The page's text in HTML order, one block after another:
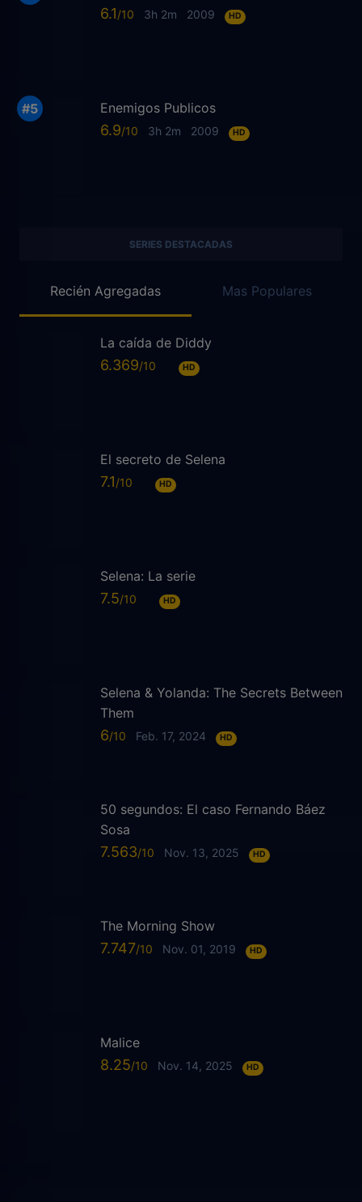
6.1 3h 2m 2009 HD
Enemigos Publicos
6.9 3h 2m 2009 HD
SERIES DESTACADAS
Recién Agregadas Mas Populares
La caída de Diddy
6.369 HD
El secreto de Selena
7.1 HD
Selena: La serie
7.5 HD
Selena & Yolanda: The Secrets Between
Them
6 Feb. 17, 2024 HD
50 segundos: El caso Fernando Báez
Sosa
7.563 Nov. 13, 2025 HD
The Morning Show
7.747 Nov. 01, 2019 HD
Malice
8.25 Nov. 14, 2025 HD